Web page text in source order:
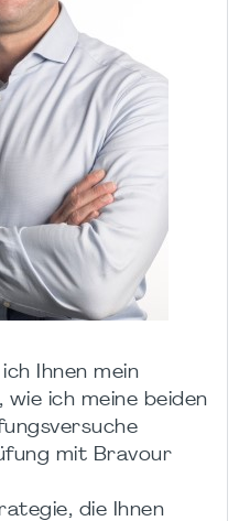
Ihnen mein
ich meine beiden
mit Bravour
die Ihnen